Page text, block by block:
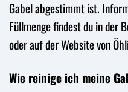
Gabel abgestimmt ist.
Füllmenge findest du in der
oder auf der Website von
Wie reinige ich meine